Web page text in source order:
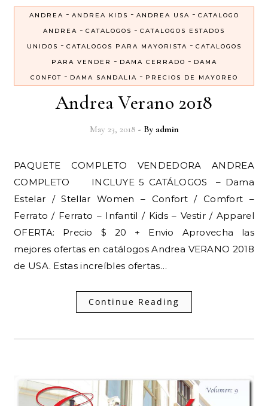
ANDREA - ANDREA KIDS - ANDREA USA - CATALOGO
ANDREA - CATALOGOS - CATALOGOS ESTADOS
UNIDOS - CATALOGOS PARA MAYORISTA - CATALOGOS
PARA VENDER
- DAMA CERRADO - DAMA
CONFOT - DAMA SANDALIA - PRECIOS DE MAYOREO
Andrea Verano 2018
May 23, 2018 - By admin
PAQUETE COMPLETO VENDEDORA ANDREA
COMPLETO INCLUYE 5 CATÁLOGOS – Dama
Estelar / Stellar Women – Confort / Comfort –
Ferrato / Ferrato – Infantil / Kids – Vestir / Apparel
OFERTA: Precio $ 20 + Envio Aprovecha las
mejores ofertas en catálogos Andrea VERANO 2018
de USA. Estas increíbles ofertas…
Continue Reading